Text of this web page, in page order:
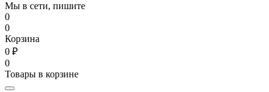
Мы в сети, пишите
0
0
Корзина
0 ₽
0
Товары в корзине